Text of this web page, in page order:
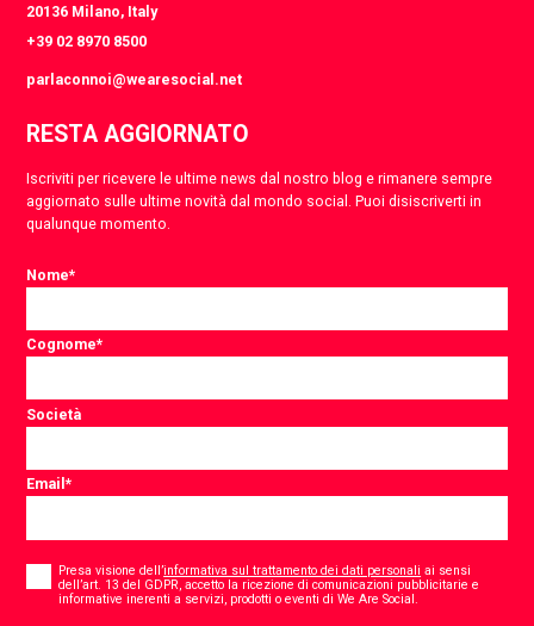
20136 Milano, Italy
+39 02 8970 8500
parlaconnoi@wearesocial.net
RESTA AGGIORNATO
Iscriviti per ricevere le ultime news dal nostro blog e rimanere sempre
aggiornato sulle ultime novità dal mondo social. Puoi disiscriverti in
qualunque momento.
Nome*
Cognome*
Società
Email*
Consent
Presa visione dell’informativa sul trattamento dei dati personali ai sensi
dell’art. 13 del GDPR, accetto la ricezione di comunicazioni pubblicitarie e
informative inerenti a servizi, prodotti o eventi di We Are Social.